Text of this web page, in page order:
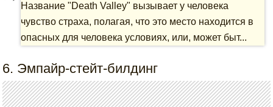
Название "Death Valley" вызывает у человека
чувство страха, полагая, что это место находится в
опасных для человека условиях, или, может быт...
6. Эмпайр-стейт-билдинг